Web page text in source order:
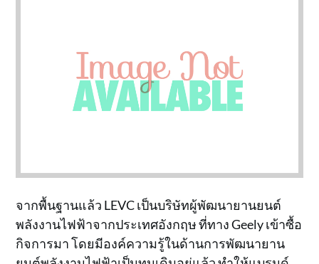
จากพื้นฐานแล้ว LEVC เป็นบริษัทผู้พัฒนายานยนต์
พลังงานไฟฟ้าจากประเทศอังกฤษ ที่ทาง Geely เข้าซื้อ
กิจการมา โดยมีองค์ความรู้ในด้านการพัฒนายาน